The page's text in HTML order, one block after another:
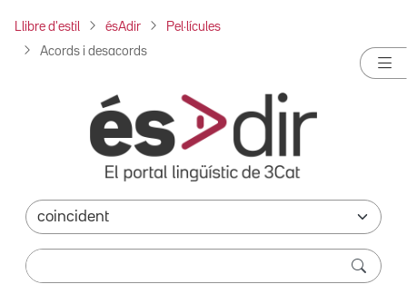
Llibre d'estil ésAdir Pel·lícules
Acords i desacords